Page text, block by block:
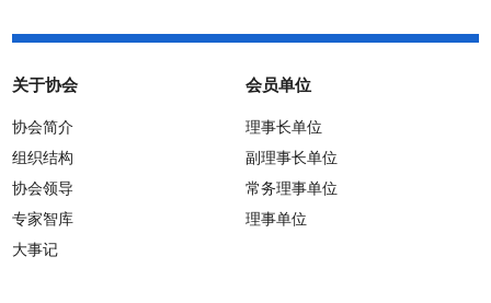
关于协会
协会简介
组织结构
协会领导
专家智库
大事记
会员单位
理事长单位
副理事长单位
常务理事单位
理事单位